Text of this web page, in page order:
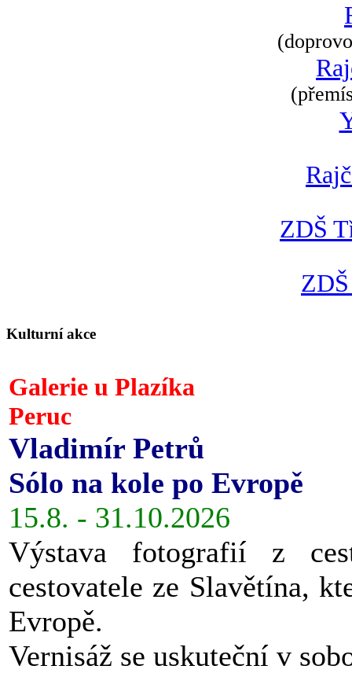
ZDŠ
Kulturní akce
Galerie u Plazíka
Peruc
Vladimír Petrů
Sólo na kole po Evropě
15.8. - 31.10.2026
Výstava fotografií z
cestovatele ze Slavětína,
Evropě.
Vernisáž se uskuteční v